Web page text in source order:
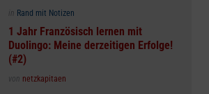
Posted
in
in Rand mit Notizen
1 Jahr Französisch lernen mit
Duolingo: Meine derzeitigen Erfolge!
(#2)
Posted
von netzkapitaen